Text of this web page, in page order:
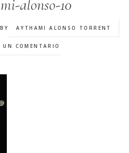
alonso-10
BY AYTHAMI ALONSO TORRENT
UN COMENTARIO